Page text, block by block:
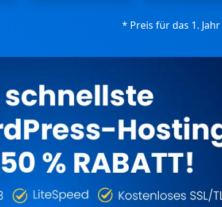
* Preis für das 1.